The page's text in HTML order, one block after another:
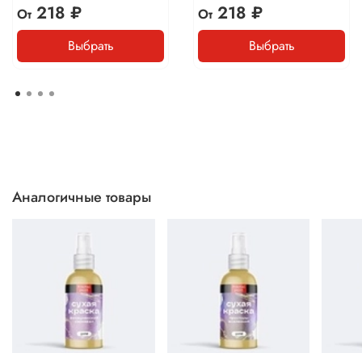
От218 ₽
Выбрать
От218 ₽
Выбрать
Аналогичные товары